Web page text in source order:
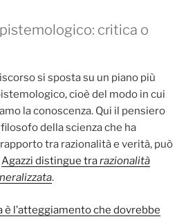
critica o
si sposta su un piano più
cioè del modo in cui
la conoscenza. Qui il pensiero
filosofo della scienza che ha
tra razionalità e verità, può
Agazzi distingue trarazionalità
.
è l’atteggiamento che dovrebbe